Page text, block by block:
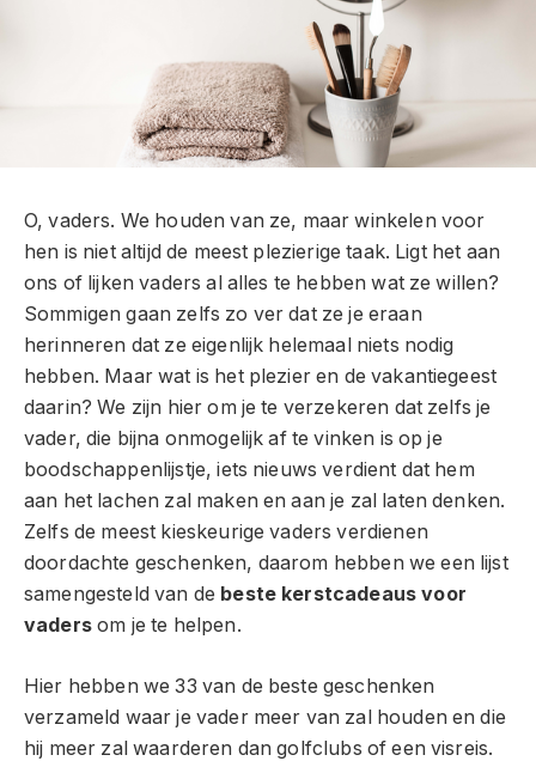
O, vaders. We houden van ze, maar winkelen voor
hen is niet altijd de meest plezierige taak. Ligt het aan
ons of lijken vaders al alles te hebben wat ze willen?
Sommigen gaan zelfs zo ver dat ze je eraan
herinneren dat ze eigenlijk helemaal niets nodig
hebben. Maar wat is het plezier en de vakantiegeest
daarin? We zijn hier om je te verzekeren dat zelfs je
vader, die bijna onmogelijk af te vinken is op je
boodschappenlijstje, iets nieuws verdient dat hem
aan het lachen zal maken en aan je zal laten denken.
Zelfs de meest kieskeurige vaders verdienen
doordachte geschenken, daarom hebben we een lijst
samengesteld van de beste kerstcadeaus voor
vadersom je te helpen.
Hier hebben we 33 van de beste geschenken
verzameld waar je vader meer van zal houden en die
hij meer zal waarderen dan golfclubs of een visreis.